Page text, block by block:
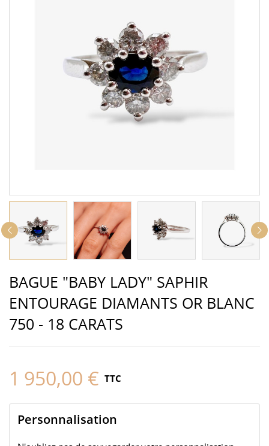
BAGUE "BABY LADY" SAPHIR
ENTOURAGE DIAMANTS OR BLANC
750 - 18 CARATS
1 950,00 € TTC
Personnalisation